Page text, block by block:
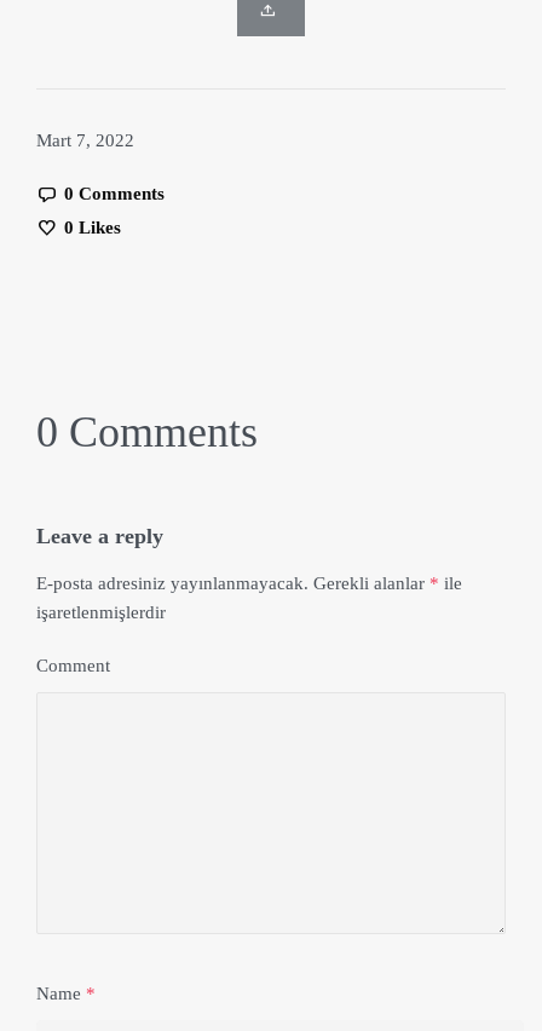
Mart 7, 2022
0 Comments
0 Likes
0 Comments
Leave a reply
E-posta adresiniz yayınlanmayacak. Gerekli alanlar * ile
işaretlenmişlerdir
Comment
Name *